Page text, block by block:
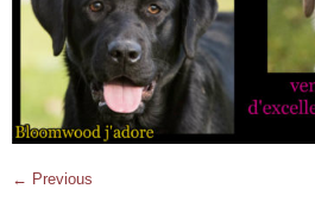
← Previous